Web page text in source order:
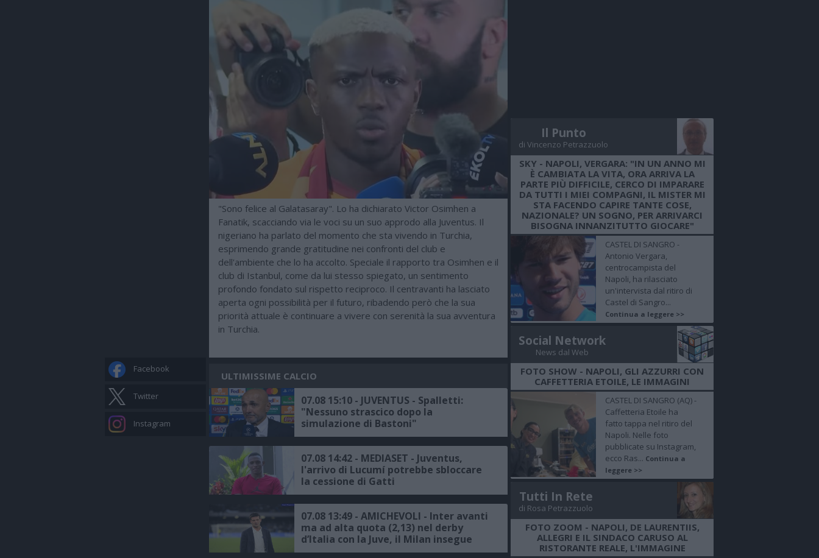
Facebook
Twitter
Instagram
"Sono felice al Galatasaray". Lo ha dichiarato Victor Osimhen a
Fanatik, scacciando via le voci su un suo approdo alla Juventus. Il
nigeriano ha parlato del momento che sta vivendo in Turchia,
esprimendo grande gratitudine nei confronti del club e
dell'ambiente che lo ha accolto. Speciale il rapporto tra Osimhen e il
club di Istanbul, come da lui stesso spiegato, un sentimento
profondo fondato sul rispetto reciproco. Il centravanti ha lasciato
aperta ogni possibilità per il futuro, ribadendo però che la sua
priorità attuale è continuare a vivere con serenità la sua avventura
in Turchia.
ULTIMISSIME CALCIO
07.08 15:10 - JUVENTUS - Spalletti:
"Nessuno strascico dopo la
simulazione di Bastoni"
07.08 14:42 - MEDIASET - Juventus,
l'arrivo di Lucumí potrebbe sbloccare
la cessione di Gatti
07.08 13:49 - AMICHEVOLI - Inter avanti
ma ad alta quota (2,13) nel derby
d’Italia con la Juve, il Milan insegue
contro il Chelsea
Il Punto
di Vincenzo Petrazzuolo
SKY - NAPOLI, VERGARA: "IN UN ANNO MI
È CAMBIATA LA VITA, ORA ARRIVA LA
PARTE PIÙ DIFFICILE, CERCO DI IMPARARE
DA TUTTI I MIEI COMPAGNI, IL MISTER MI
STA FACENDO CAPIRE TANTE COSE,
NAZIONALE? UN SOGNO, PER ARRIVARCI
BISOGNA INNANZITUTTO GIOCARE"
CASTEL DI SANGRO -
Antonio Vergara,
centrocampista del
Napoli, ha rilasciato
un'intervista dal ritiro di
Castel di Sangro...
Continua a leggere >>
Social Network
News dal Web
FOTO SHOW - NAPOLI, GLI AZZURRI CON
CAFFETTERIA ETOILE, LE IMMAGINI
CASTEL DI SANGRO (AQ) -
Caffetteria Etoile ha
fatto tappa nel ritiro del
Napoli. Nelle foto
pubblicate su Instagram,
ecco Ras... Continua a
leggere >>
Tutti In Rete
di Rosa Petrazzuolo
FOTO ZOOM - NAPOLI, DE LAURENTIIS,
ALLEGRI E IL SINDACO CARUSO AL
RISTORANTE REALE, L'IMMAGINE